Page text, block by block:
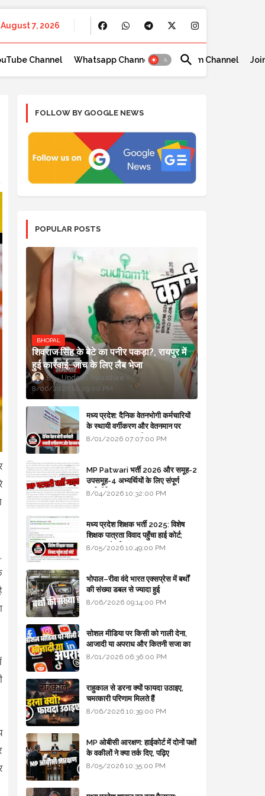
August 7, 2026
Channel Whatsapp Channel Telegram Channel
FOLLOW BY GOOGLE NEWS
POPULAR POSTS
BHOPAL
शिवराज सिंह के बेटे का पनीर पकड़ा?, रायपुर में
हुई कार्रवाई, जांच के लिए लैब भेजा
Updesh Awasthee
8/06/2026 10:09:00 PM
मध्य प्रदेश: दैनिक वेतनभोगी कर्मचारियों
के स्थायी वर्गीकरण और वेतनमान पर
सरकार का बड़ा स्पष्टीकरण
8/01/2026 07:07:00 PM
MP Patwari भर्ती 2026 और समूह-2
उपसमूह-4 अभ्यर्थियों के लिए संपूर्ण
मार्गदर्शिका
8/04/2026 10:32:00 PM
मध्य प्रदेश शिक्षक भर्ती 2025: विशेष
शिक्षक पात्रता विवाद पहुँचा हाई कोर्ट;
सरकार से माँगा जवाब
8/05/2026 10:49:00 PM
भोपाल–रीवा वंदे भारत एक्सप्रेस में बर्थों
की संख्या डबल से ज्यादा हुई
8/06/2026 09:14:00 PM
सोशल मीडिया पर किसी को गाली देना,
आजादी या अपराध और कितनी सजा का
प्रावधान - free legal advice
8/01/2026 06:36:00 PM
राहुकाल से डरना क्यों फायदा उठाइए,
चमत्कारी परिणाम मिलते हैं
8/06/2026 10:39:00 PM
MP ओबीसी आरक्षण: हाईकोर्ट में दोनों पक्षों
के वकीलों ने क्या तर्क दिए, पढ़िए
8/05/2026 10:35:00 PM